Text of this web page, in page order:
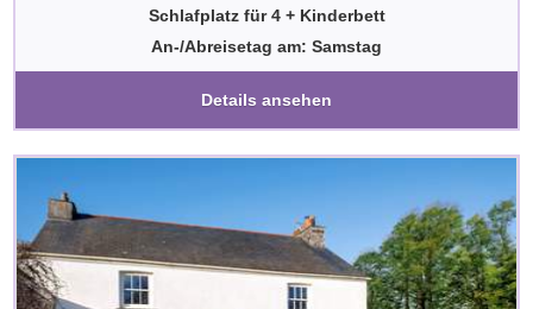
Schlafplatz für 4 + Kinderbett
An-/Abreisetag am: Samstag
Details ansehen